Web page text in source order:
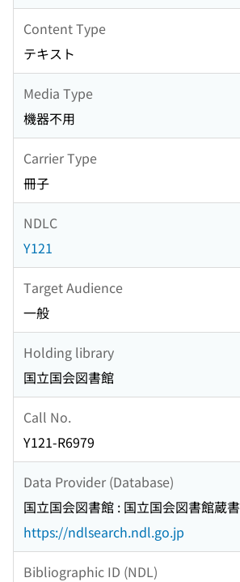
Content Type
テキスト
Media Type
機器不用
Carrier Type
冊子
NDLC
Y121
Target Audience
一般
Holding library
国立国会図書館
Call No.
Y121-R6979
Data Provider (Database)
国立国会図書館 : 国立国会図書館蔵書
https://ndlsearch.ndl.go.jp
Bibliographic ID (NDL)